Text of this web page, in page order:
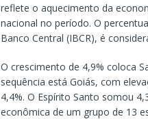
reflete o aquecimento da
nacional no período. O
Banco Central (IBCR), é
O crescimento de 4,9% coloca
sequência está Goiás, com
4,4%. O Espírito Santo somou
econômica de um grupo de 13